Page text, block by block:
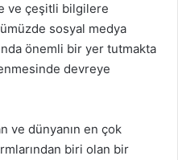
ve çeşitli bilgilere
sosyal medya
önemli bir yer tutmakta
devreye
ve dünyanın en çok
biri olan bir